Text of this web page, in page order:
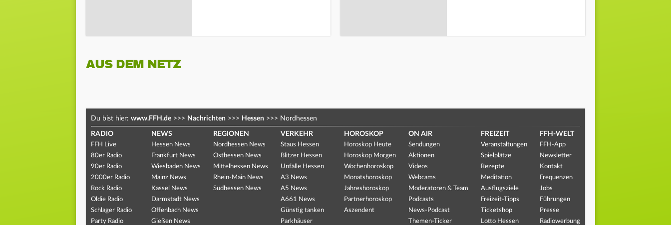
AUS DEM NETZ
Du bist hier: www.FFH.de >>> Nachrichten >>> Hessen >>> Nordhessen
RADIO
FFH Live
80er Radio
90er Radio
2000er Radio
Rock Radio
Oldie Radio
Schlager Radio
Party Radio
NEWS
Hessen News
Frankfurt News
Wiesbaden News
Mainz News
Kassel News
Darmstadt News
Offenbach News
Gießen News
REGIONEN
Nordhessen News
Osthessen News
Mittelhessen News
Rhein-Main News
Südhessen News
VERKEHR
Staus Hessen
Blitzer Hessen
Unfälle Hessen
A3 News
A5 News
A661 News
Günstig tanken
Parkhäuser
HOROSKOP
Horoskop Heute
Horoskop Morgen
Wochenhoroskop
Monatshoroskop
Jahreshoroskop
Partnerhoroskop
Aszendent
ON AIR
Sendungen
Aktionen
Videos
Webcams
Moderatoren & Team
Podcasts
News-Podcast
Themen-Ticker
FREIZEIT
Veranstaltungen
Spielplätze
Rezepte
Meditation
Ausflugsziele
Freizeit-Tipps
Ticketshop
Lotto Hessen
FFH-WELT
FFH-App
Newsletter
Kontakt
Frequenzen
Jobs
Führungen
Presse
Radiowerbung